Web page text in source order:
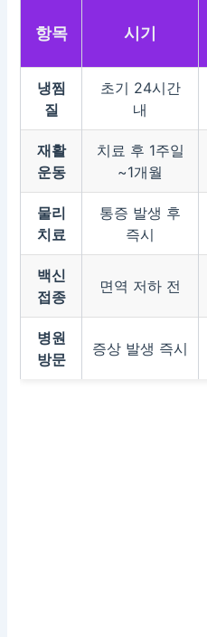
항목 시기
냉찜
질
초기 24시간
내
재활
운동
치료 후 1주일
~1개월
물리
치료
통증 발생 후
즉시
백신
접종
면역 저하 전
병원
방문
증상 발생 즉시